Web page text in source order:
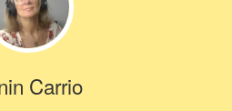
Carrio